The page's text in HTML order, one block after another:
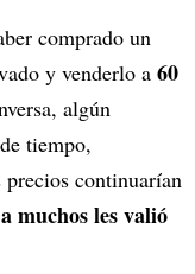
comprado un
y venderlo a 60
algún
tiempo,
precios continuarían
muchos les valió